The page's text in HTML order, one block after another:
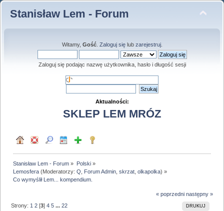
Stanisław Lem - Forum
Witamy, Gość. Zaloguj sięlub zarejestruj.
Zaloguj się podając nazwę użytkownika, hasło i długość sesji
Aktualności:
SKLEP LEM MRÓZ
Stanisław Lem - Forum » Polski»
Lemosfera (Moderatorzy:Q Forum Admin ,skrzat ,olkapolka) »
Co wymyślił Lem... kompendium.
« poprzedni następny »
DRUKUJ
Strony: 1 2 [3]4 5 ...22